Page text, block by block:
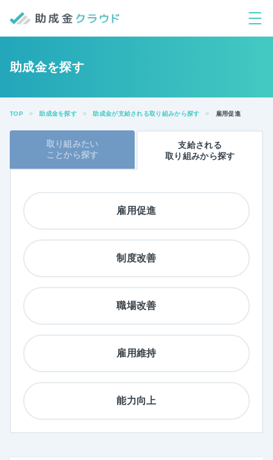
助成金を探す
TOP 助成金を探す 助成金が支給される取り組みから探す 雇用促進
取り組みたい
ことから探す
支給される
取り組みから探す
雇用促進
制度改善
職場改善
雇用維持
能力向上